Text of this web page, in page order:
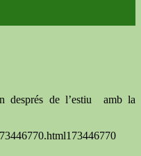
després de l’estiu amb la